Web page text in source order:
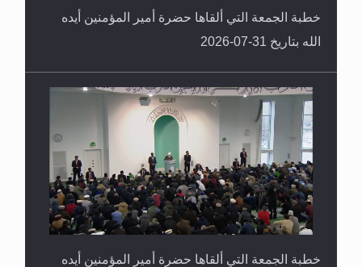
خطبة الجمعة التي ألقاها حضرة أمير المؤمنين أيده
الله بتاريخ 31-07-2026
خطبة الجمعة التي ألقاها حضرة أمير المؤمنين أيده